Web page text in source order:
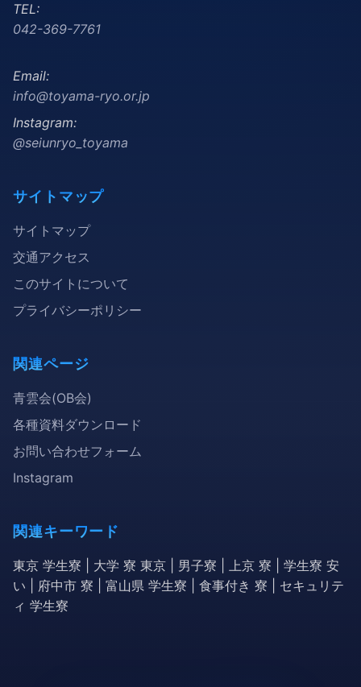
TEL:
042-369-7761
Email:
info@toyama-ryo.or.jp
Instagram:
@seiunryo_toyama
サイトマップ
サイトマップ
交通アクセス
このサイトについて
プライバシーポリシー
関連ページ
青雲会(OB会)
各種資料ダウンロード
お問い合わせフォーム
Instagram
関連キーワード
東京 学生寮 | 大学 寮 東京 | 男子寮 | 上京 寮 | 学生寮 安
い | 府中市 寮 | 富山県 学生寮 | 食事付き 寮 | セキュリテ
ィ 学生寮